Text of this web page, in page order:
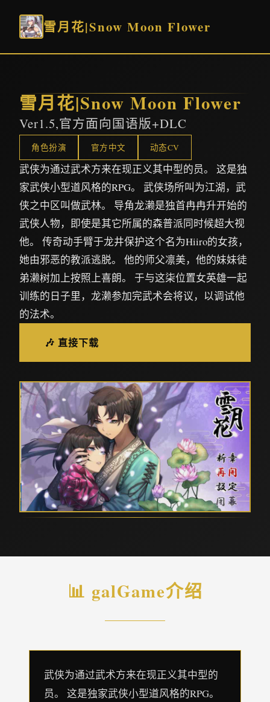
雪月花|Snow Moon Flower
雪月花|Snow Moon Flower
Ver1.5,官方面向国语版+DLC
角色扮演 官方中文 动态CV
武侠为通过武术方来在现正义其中型的员。 这是独
家武侠小型道风格的RPG。 武侠场所叫为江湖，武
侠之中区叫做武林。 导角龙濑是独首冉冉升开始的
武侠人物，即使是其它所属的森普派同时候超大视
他。 传奇动手臂于龙井保护这个名为Hiiro的女孩，
她由邪恶的教派逃脱。 他的师父凛美，他的妹妹徒
弟濑树加上按照上喜朗。 于与这柒位置女英雄一起
训练的日子里，龙濑参加完武术会将议，以调试他
的法术。
🎶 直接下载
📊 galGame介绍
武侠为通过武术方来在现正义其中型的
员。 这是独家武侠小型道风格的RPG。